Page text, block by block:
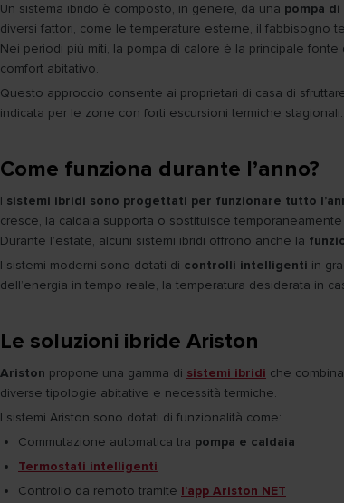
Un sistema ibrido è composto, in genere, da una pompa
diversi fattori, come le temperature esterne, il fabbisogno
Nei periodi più miti, la pompa di calore è la principale
comfort abitativo.
Questo approccio consente ai proprietari di casa di
indicata per le zone con forti escursioni termiche stagionali.
Come funziona durante l’anno?
I sistemi ibridi sono progettati per funzionare tutto
cresce, la caldaia supporta o sostituisce
Durante l’estate, alcuni sistemi ibridi offrono anche la
I sistemi moderni sono dotati di controlli intelligenti in
dell’energia in tempo reale, la temperatura desiderata in
Le soluzioni ibride Ariston
Ariston propone una gamma di sistemi ibridi che
diverse tipologie abitative e necessità termiche.
I sistemi Ariston sono dotati di funzionalità come:
Commutazione automatica tra pompa e caldaia
Termostati intelligenti
Controllo da remoto tramite l’app Ariston NET